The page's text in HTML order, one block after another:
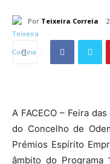
Por Teixeira Correia
A FACECO – Feira
do Concelho de
Prémios Espírito
âmbito do Programa